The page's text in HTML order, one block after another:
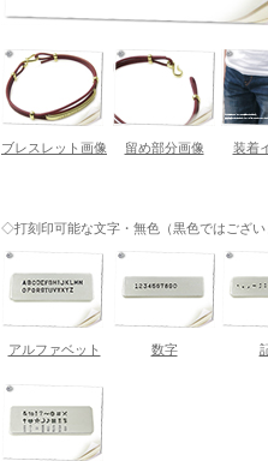
ブレスレット画像 留め部分画像 装着
◇打刻印可能な文字・無色（黒色ではござい
アルファベット 数字